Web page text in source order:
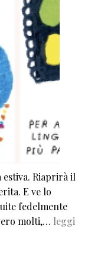
estiva. Riaprirà il
E ve lo
fedelmente
molti,… leggi